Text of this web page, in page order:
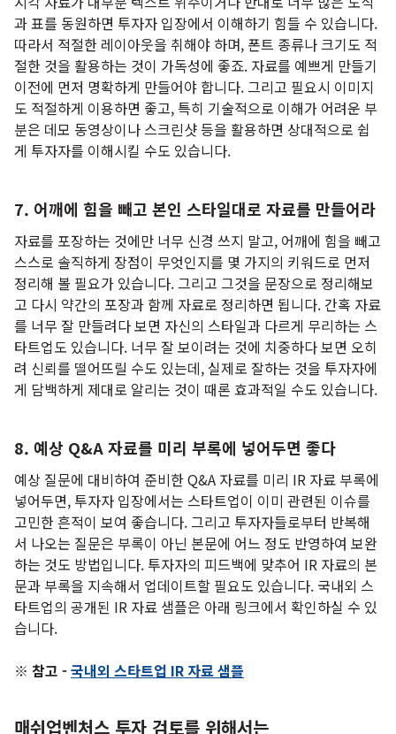
과 표를 동원하면 투자자 입장에서 이해하기 힘들 수 있습니다.
따라서 적절한 레이아웃을 취해야 하며, 폰트 종류나 크기도 적
절한 것을 활용하는 것이 가독성에 좋죠. 자료를 예쁘게 만들기
이전에 먼저 명확하게 만들어야 합니다. 그리고 필요시 이미지
도 적절하게 이용하면 좋고, 특히 기술적으로 이해가 어려운 부
분은 데모 동영상이나 스크린샷 등을 활용하면 상대적으로 쉽
게 투자자를 이해시킬 수도 있습니다.
7. 어깨에 힘을 빼고 본인 스타일대로 자료를 만들어라
자료를 포장하는 것에만 너무 신경 쓰지 말고, 어깨에 힘을 빼고
스스로 솔직하게 장점이 무엇인지를 몇 가지의 키워드로 먼저
정리해 볼 필요가 있습니다. 그리고 그것을 문장으로 정리해보
고 다시 약간의 포장과 함께 자료로 정리하면 됩니다. 간혹 자료
를 너무 잘 만들려다 보면 자신의 스타일과 다르게 무리하는 스
타트업도 있습니다. 너무 잘 보이려는 것에 치중하다 보면 오히
려 신뢰를 떨어뜨릴 수도 있는데, 실제로 잘하는 것을 투자자에
게 담백하게 제대로 알리는 것이 때론 효과적일 수도 있습니다.
8. 예상 Q&A 자료를 미리 부록에 넣어두면 좋다
예상 질문에 대비하여 준비한 Q&A 자료를 미리 IR 자료 부록에
넣어두면, 투자자 입장에서는 스타트업이 이미 관련된 이슈를
고민한 흔적이 보여 좋습니다. 그리고 투자자들로부터 반복해
서 나오는 질문은 부록이 아닌 본문에 어느 정도 반영하여 보완
하는 것도 방법입니다. 투자자의 피드백에 맞추어 IR 자료의 본
문과 부록을 지속해서 업데이트할 필요도 있습니다. 국내외 스
타트업의 공개된 IR 자료 샘플은 아래 링크에서 확인하실 수 있
습니다.
※ 참고 -국내외 스타트업 IR 자료 샘플
매쉬업벤처스 투자 검토를 위해서는